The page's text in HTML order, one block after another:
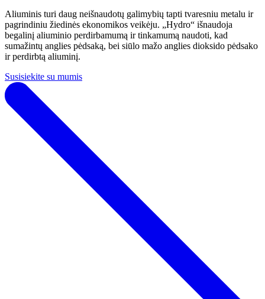
Aliuminis turi daug neišnaudotų galimybių tapti tvaresniu metalu ir
pagrindiniu žiedinės ekonomikos veikėju. „Hydro“ išnaudoja
begalinį aliuminio perdirbamumą ir tinkamumą naudoti, kad
sumažintų anglies pėdsaką, bei siūlo mažo anglies dioksido pėdsako
ir perdirbtą aliuminį.
Susisiekite su mumis